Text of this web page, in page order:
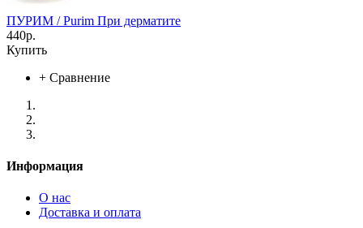
ПУРИМ / Purim При дерматите
440р.
Купить
+ Сравнение
Информация
О нас
Доставка и оплата